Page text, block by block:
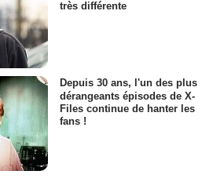
très différente
Depuis 30 ans, l'un des plus
dérangeants épisodes de X-
Files continue de hanter les
fans !